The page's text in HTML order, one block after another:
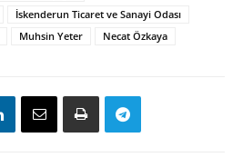
İskenderun Ticaret ve Sanayi Odası
Muhsin Yeter Necat Özkaya